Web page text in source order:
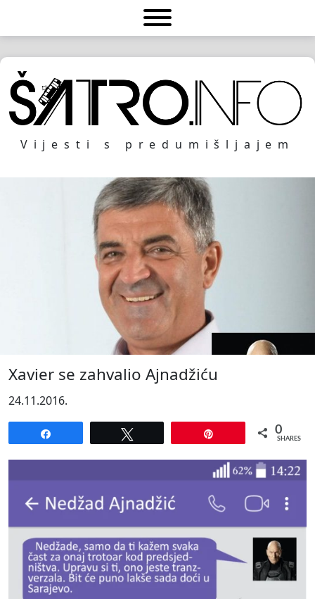
Vijesti s predumišljajem
Xavier se zahvalio Ajnadžiću
24.11.2016.
0
SHARES